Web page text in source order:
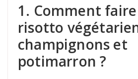
1. Comment
risotto
champignons et
potimarron ?